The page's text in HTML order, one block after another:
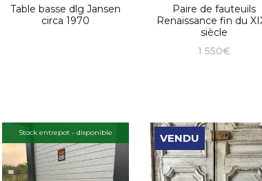
Table basse dlg Jansen
circa 1970
Paire de fauteuils
Renaissance fin du
siècle
1 550€
Stock entrepot - disponible VENDU